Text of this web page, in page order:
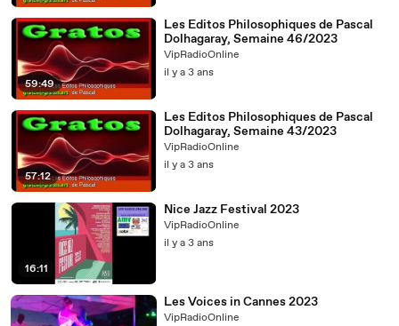
59:49
Les Editos Philosophiques de Pascal
Dolhagaray, Semaine 46/2023
VipRadioOnline
il y a 3 ans
57:12
Les Editos Philosophiques de Pascal
Dolhagaray, Semaine 43/2023
VipRadioOnline
il y a 3 ans
16:11
Nice Jazz Festival 2023
VipRadioOnline
il y a 3 ans
Les Voices in Cannes 2023
VipRadioOnline